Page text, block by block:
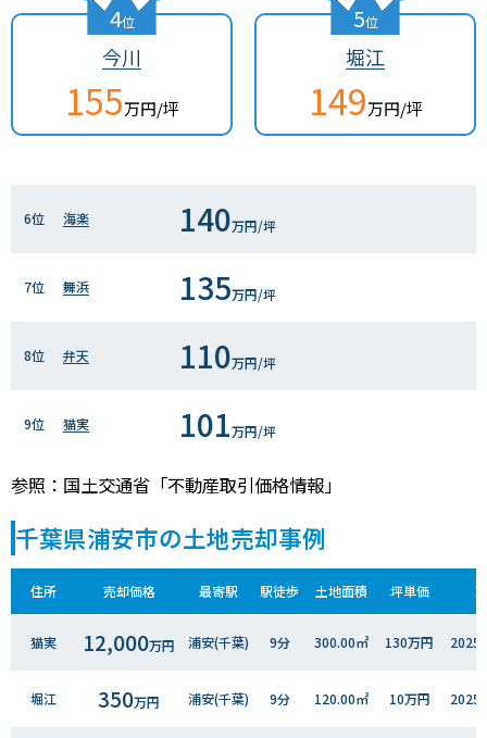
4位
今川
155万円/坪
5位
堀江
149万円/坪
6位 海楽 140万円/坪
7位 舞浜 135万円/坪
8位 弁天 110万円/坪
9位 猫実 101万円/坪
参照：国土交通省「不動産取引価格情報」
千葉県浦安市の土地売却事例
住所 売却価格 最寄駅 駅徒歩 土地面積 坪単価
猫実 12,000万円 浦安(千葉) 9分 300.00㎡ 130万円 2025
堀江 350万円 浦安(千葉) 9分 120.00㎡ 10万円 2025